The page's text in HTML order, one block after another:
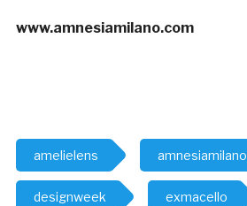
www.amnesiamilano.com
amelielens amnesiamilano
designweek exmacello